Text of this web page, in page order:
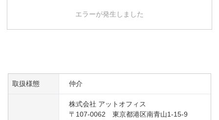
エラーが発生しました
取扱様態 仲介
株式会社 アットオフィス
〒107-0062 東京都港区南青山1-15-9